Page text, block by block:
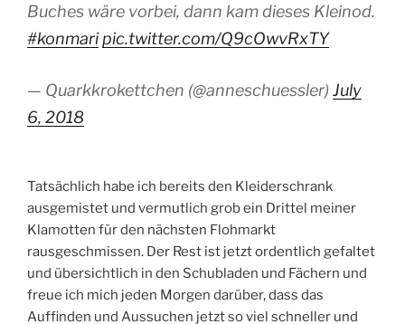
Buches wäre vorbei, dann kam dieses Kleinod.
#konmari pic.twitter.com/Q9cOwvRxTY
— Quarkkrokettchen (@anneschuessler) July
6, 2018
Tatsächlich habe ich bereits den Kleiderschrank
ausgemistet und vermutlich grob ein Drittel meiner
Klamotten für den nächsten Flohmarkt
rausgeschmissen. Der Rest ist jetzt ordentlich gefaltet
und übersichtlich in den Schubladen und Fächern und
freue ich mich jeden Morgen darüber, dass das
Auffinden und Aussuchen jetzt so viel schneller und